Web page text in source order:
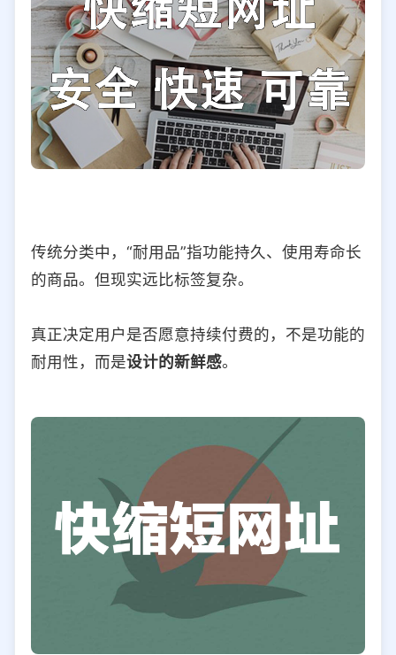
传统分类中，“耐用品”指功能持久、使用寿命长
的商品。但现实远比标签复杂。
真正决定用户是否愿意持续付费的，不是功能的
耐用性，而是设计的新鲜感。